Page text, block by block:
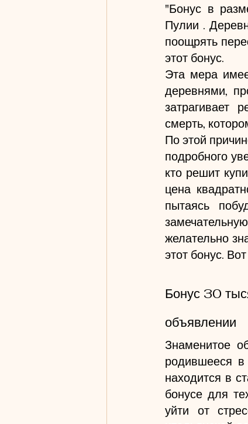
"Бонус в
Пулии .
поощрять
этот бонус.
Эта мера
деревнями,
затрагивает
смерть,
По этой
подробного
кто решит
цена
пытаясь
желательно
этот бонус.
Бонус 30
объявлении
Знаменитое
родившееся
находится в
бонусе для
уйти от